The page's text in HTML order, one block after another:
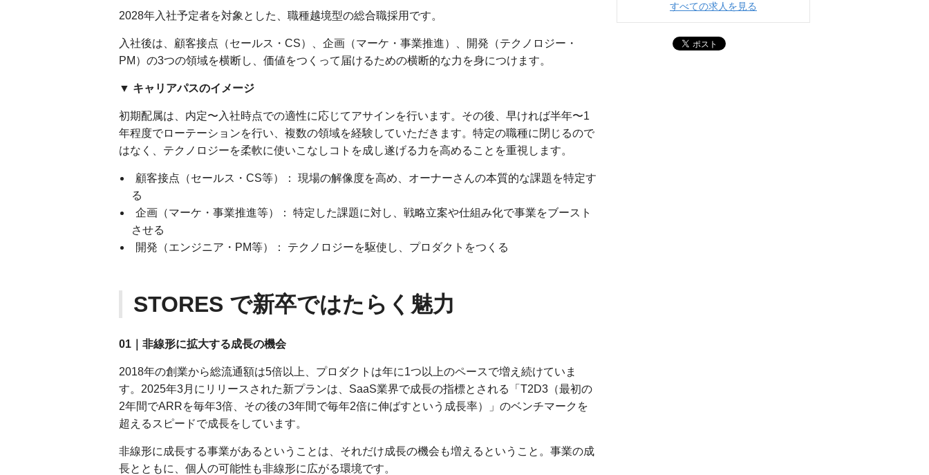
2028年入社予定者を対象とした、職種越境型の総合職採用です。
入社後は、顧客接点（セールス・CS）、企画（マーケ・事業推進）、開発（テクノロジー・
PM）の3つの領域を横断し、価値をつくって届けるための横断的な力を身につけます。
▼ キャリアパスのイメージ
初期配属は、内定〜入社時点での適性に応じてアサインを行います。その後、早ければ半年〜1
年程度でローテーションを行い、複数の領域を経験していただきます。特定の職種に閉じるので
はなく、テクノロジーを柔軟に使いこなしコトを成し遂げる力を高めることを重視します。
顧客接点（セールス・CS等）： 現場の解像度を高め、オーナーさんの本質的な課題を特定す
る
企画（マーケ・事業推進等）： 特定した課題に対し、戦略立案や仕組み化で事業をブースト
させる
開発（エンジニア・PM等）： テクノロジーを駆使し、プロダクトをつくる
STORES で新卒ではたらく魅力
01｜非線形に拡大する成長の機会
2018年の創業から総流通額は5倍以上、プロダクトは年に1つ以上のペースで増え続けていま
す。2025年3月にリリースされた新プランは、SaaS業界で成長の指標とされる「T2D3（最初の
2年間でARRを毎年3倍、その後の3年間で毎年2倍に伸ばすという成長率）」のベンチマークを
超えるスピードで成長をしています。
非線形に成長する事業があるということは、それだけ成長の機会も増えるということ。事業の成
長とともに、個人の可能性も非線形に広がる環境です。
すべての求人を見る